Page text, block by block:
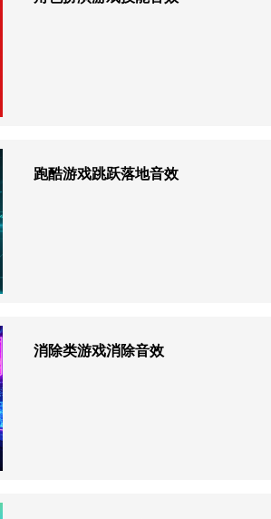
跑酷游戏跳跃落地音效
消除类游戏消除音效